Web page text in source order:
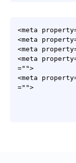
<meta
<meta
<meta
<meta
="">
<meta